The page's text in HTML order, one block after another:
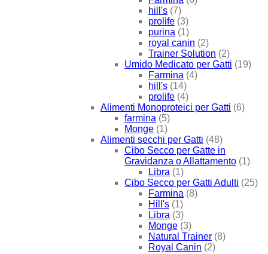
hill's (7)
prolife (3)
purina (1)
royal canin (2)
Trainer Solution (2)
Umido Medicato per Gatti (19)
Farmina (4)
hill's (14)
prolife (4)
Alimenti Monoproteici per Gatti (6)
farmina (5)
Monge (1)
Alimenti secchi per Gatti (48)
Cibo Secco per Gatte in
Gravidanza o Allattamento (1)
Libra (1)
Cibo Secco per Gatti Adulti (25)
Farmina (8)
Hill's (1)
Libra (3)
Monge (3)
Natural Trainer (8)
Royal Canin (2)